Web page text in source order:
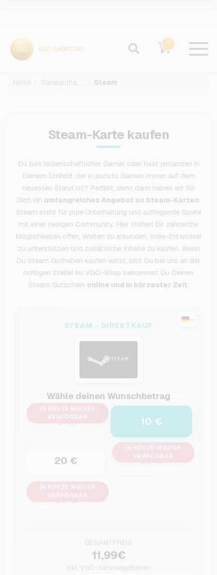
0
Home Gameguthaben Steam
Steam-Karte kaufen
Du bist leidenschaftlicher Gamer oder hast jemanden in
Deinem Umfeld, der in puncto Games immer auf dem
neuesten Stand ist? Perfekt, denn dann haben wir für
Dich ein umfangreiches Angebot an Steam-Karten.
Steam steht für pure Unterhaltung und aufregende Spiele
mit einer riesigen Community. Hier stehen Dir zahlreiche
Möglichkeiten offen, Welten zu erkunden, Indie-Entwickler
zu unterstützen und zusätzliche Inhalte zu kaufen. Wenn
Du Steam Guthaben kaufen willst, bist Du bei uns an der
richtigen Stelle! Im VGO-Shop bekommst Du Deinen
Steam Gutschein online und in kürzester Zeit.
STEAM - DIREKTKAUF
Wähle deinen Wunschbetrag
5 €
IN KÜRZE WIEDER
VERFÜGBAR
10 €
20 € 30 €
IN KÜRZE WIEDER
VERFÜGBAR
50 €
IN KÜRZE WIEDER
VERFÜGBAR
GESAMTPREIS
11,99€
inkl. VGO-Servicegebühren